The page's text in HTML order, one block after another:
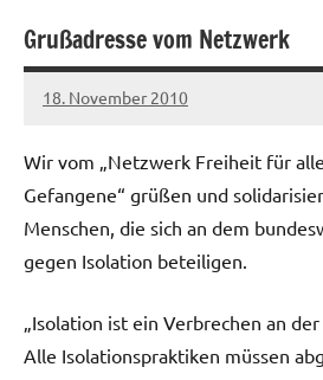
Grußadresse vom Netzwerk
18. November 2010
admin
Wir vom „Netzwerk Freiheit für
Gefangene“ grüßen und
Menschen, die sich an dem
gegen Isolation beteiligen.
„Isolation ist ein Verbrechen an
Alle Isolationspraktiken müssen